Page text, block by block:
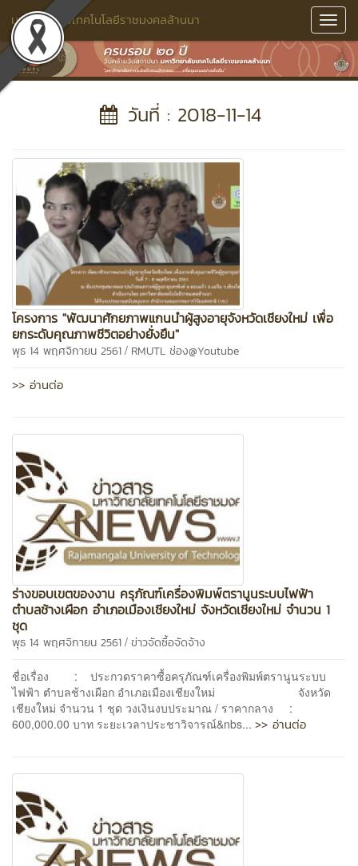
มหาวิทยาลัยเทคโนโลยีราชมงคลล้านนา
วันที่ : 2018-11-14
โครงการ "พัฒนาศักยภาพแกนนำผู้สูงอายุจังหวัดเชียงใหม่ เพื่อ
ยกระดับคุณภาพชีวิตอย่างยั่งยืน"
พุธ 14 พฤศจิกายน 2561 / RMUTL ช่อง@Youtube
>> อ่านต่อ
ร่างขอบเขตของงาน ครุภัณฑ์เครื่องพิมพ์ตรานูนระบบไฟฟ้า
ตำบลช้างเผือก อำเภอเมืองเชียงใหม่ จังหวัดเชียงใหม่ จำนวน 1
ชุด
พุธ 14 พฤศจิกายน 2561 / ข่าวจัดซื้อจัดจ้าง
ชื่อเรื่อง : ประกวดราคาซื้อครุภัณฑ์เครื่องพิมพ์ตรานูนระบบ
ไฟฟ้า ตำบลช้างเผือก อำเภอเมืองเชียงใหม่ จังหวัด
เชียงใหม่ จำนวน 1 ชุด วงเงินงบประมาณ / ราคากลาง :
600,000.00 บาท ระยะเวลาประชาวิจารณ์&nbs... >> อ่านต่อ